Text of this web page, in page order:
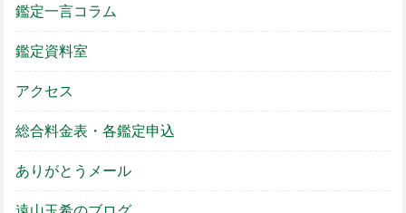
鑑定一言コラム
鑑定資料室
アクセス
総合料金表・各鑑定申込
ありがとうメール